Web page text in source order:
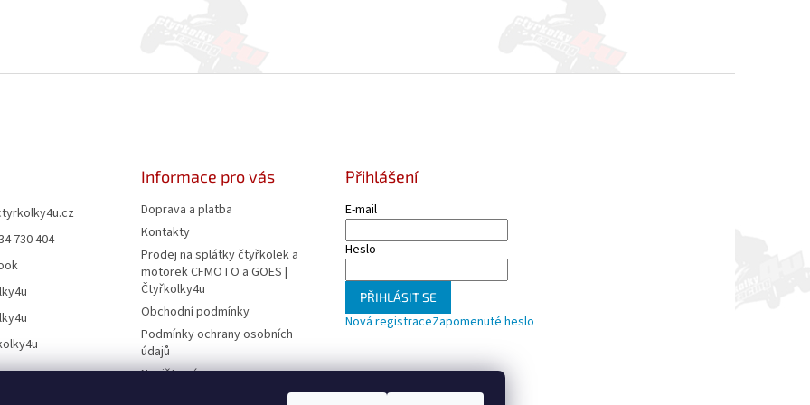
730 404
Informace pro vás
Doprava a platba
Kontakty
Prodej na splátky čtyřkolek a
motorek CFMOTO a GOES |
Čtyřkolky4u
Obchodní podmínky
Podmínky ochrany osobních
údajů
Napište nám
Přihlášení
E-mail
Heslo
PŘIHLÁSIT SE
Nová registraceZapomenuté heslo